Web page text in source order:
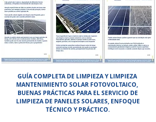
GUÍA COMPLETA DE LIMPIEZA Y LIMPIEZA
MANTENIMIENTO SOLAR FOTOVOLTAICO,
BUENAS PRÁCTICAS PARA EL SERVICIO DE
LIMPIEZA DE PANELES SOLARES, ENFOQUE
TÉCNICO Y PRÁCTICO.